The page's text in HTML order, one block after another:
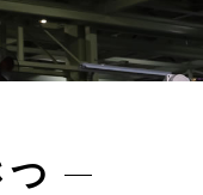
つ